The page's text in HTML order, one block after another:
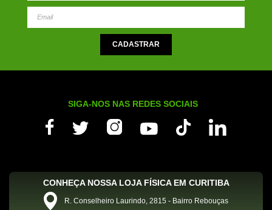
SIGA-NOS NAS REDES SOCIAIS
CONHEÇA NOSSA LOJA FÍSICA EM CURITIBA
R. Conselheiro Laurindo, 2815 - Bairro Rebouças